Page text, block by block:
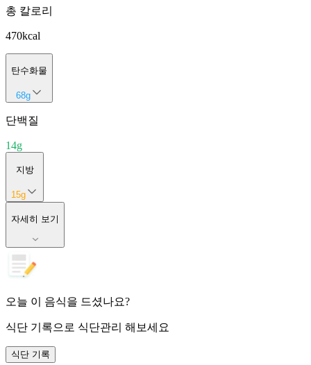
총 칼로리
470kcal
탄수화물
68g
단백질
14g
지방
15g
자세히 보기
오늘 이 음식을 드셨나요?
식단 기록으로 식단관리 해보세요
식단 기록